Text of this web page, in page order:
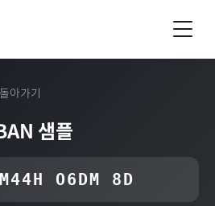
아가기
샘플
O6DM 8D